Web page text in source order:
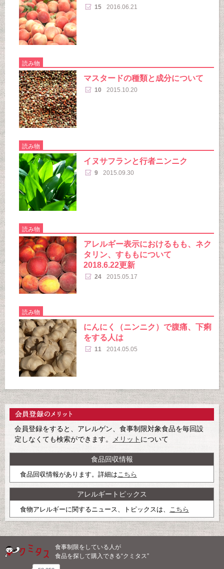
15 2016.06.21
読み物
マスタードの種類と成分について
10 2015.10.20
読み物
イヌサフランと行者ニンニク
9 2015.09.30
読み物
アレルギー表示におけるもも、ネク
タリン、すももについて
2018.6.22更新
24 2015.05.17
読み物
にんにく（ニンニク）で腹痛、下痢
をする人は
11 2014.05.05
会員登録をすると、アレルゲン、食事制限対象食品を毎回設
定しなくても検索ができます。
メリット について
食品回収情報
食品回収情報があります。詳細は こちら
アレルギートピックス
食物アレルギーに関するニュース、トピックスは、 こちら
食事制限をしている人が
食品を探して購入できる“クミタス”